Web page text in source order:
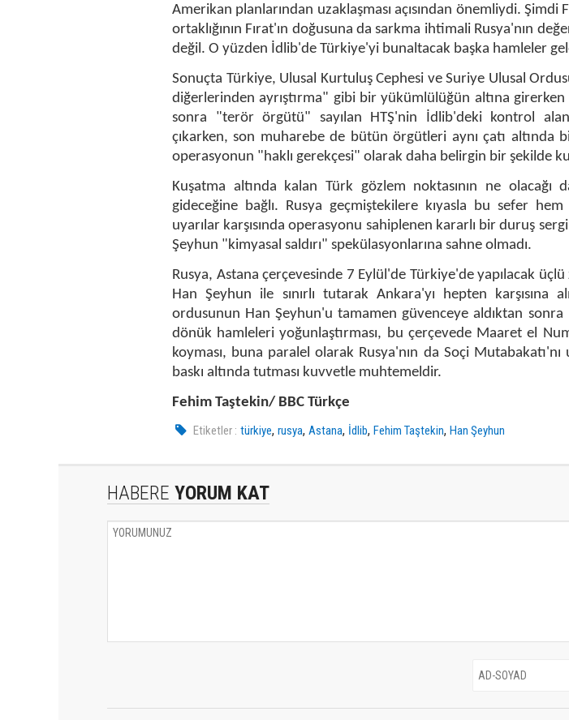
Amerikan planlarından uzaklaşması açısından önemliydi. Şimdi
ortaklığının Fırat'ın doğusuna da sarkma ihtimali Rusya'nın
değil. O yüzden İdlib'de Türkiye'yi bunaltacak başka hamleler
Sonuçta Türkiye, Ulusal Kurtuluş Cephesi ve Suriye Ulusal
diğerlerinden ayrıştırma" gibi bir yükümlülüğün altına
sonra "terör örgütü" sayılan HTŞ'nin İdlib'deki kontrol
çıkarken, son muharebe de bütün örgütleri aynı çatı altında
operasyonun "haklı gerekçesi" olarak daha belirgin bir şekilde
Kuşatma altında kalan Türk gözlem noktasının ne olacağı
gideceğine bağlı. Rusya geçmiştekilere kıyasla bu sefer
uyarılar karşısında operasyonu sahiplenen kararlı bir duruş
Şeyhun "kimyasal saldırı" spekülasyonlarına sahne olmadı.
Rusya, Astana çerçevesinde 7 Eylül'de Türkiye'de yapılacak
Han Şeyhun ile sınırlı tutarak Ankara'yı hepten karşısına
ordusunun Han Şeyhun'u tamamen güvenceye aldıktan
dönük hamleleri yoğunlaştırması, bu çerçevede Maaret el
koyması, buna paralel olarak Rusya'nın da Soçi
baskı altında tutması kuvvetle muhtemeldir.
Fehim Taştekin/ BBC Türkçe
Etiketler : türkiye,rusya,Astana, İdlib,Fehim Taştekin,Han Şeyhun
HABERE YORUM KAT